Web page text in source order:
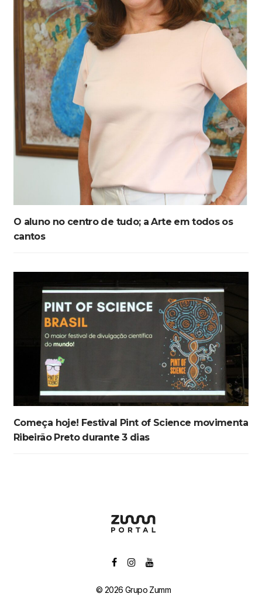
O aluno no centro de tudo; a Arte em todos os
cantos
Começa hoje! Festival Pint of Science movimenta
Ribeirão Preto durante 3 dias
© 2026 Grupo Zumm